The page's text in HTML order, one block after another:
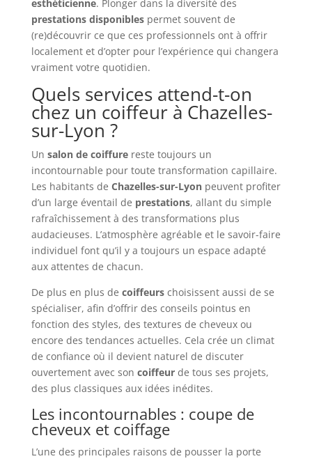
esthéticienne. Plonger dans la diversité des
prestations disponiblespermet souvent de
(re)découvrir ce que ces professionnels ont à offrir
localement et d’opter pour l’expérience qui changera
vraiment votre quotidien.
Quels services attend-t-on
chez un coiffeur à Chazelles-
sur-Lyon ?
Un salon de coiffurereste toujours un
incontournable pour toute transformation capillaire.
Les habitants de Chazelles-sur-Lyonpeuvent profiter
d’un large éventail de prestations, allant du simple
rafraîchissement à des transformations plus
audacieuses. L’atmosphère agréable et le savoir-faire
individuel font qu’il y a toujours un espace adapté
aux attentes de chacun.
De plus en plus de coiffeurschoisissent aussi de se
spécialiser, afin d’offrir des conseils pointus en
fonction des styles, des textures de cheveux ou
encore des tendances actuelles. Cela crée un climat
de confiance où il devient naturel de discuter
ouvertement avec son coiffeurde tous ses projets,
des plus classiques aux idées inédites.
Les incontournables : coupe de
cheveux et coiffage
L’une des principales raisons de pousser la porte